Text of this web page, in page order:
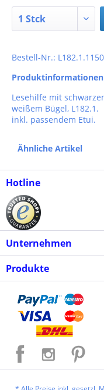
Bestell-Nr.: L182.1.1150
Produktinformationen
Lesehilfe mit
weißem Bügel, L182.1.
inkl. passendem Etui.
Ähnliche Artikel
Hotline
Unternehmen
Produkte